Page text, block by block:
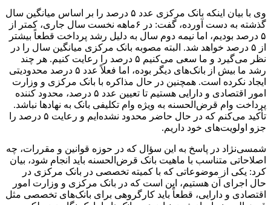
وی با بیان اینکه بانک مرکزی عدد ۵ درصد را بر اساس میانگین سال
گذشته به دست آورده، گفت: در ۶ماهه نخست سال جاری، کمتر از
۵ درصد بودیم، اما نیمه دوم سال به دلیل رشد پرداخت قطعاً بیشتر
از ۵ درصد خواهد شد. البته مصوبه بانک مرکزی میانگین سال را در
نظر می‌گیرد و ما سعی می‌کنیم ۵ درصد را رعایت کنیم. هر چند
رشد ما بیش از بانک‌های دیگر بوده، اما فعلاً عدد ۵ درصد محدودیتی
ایجاد نکرده است. همچنین در حال مذاکره با بانک مرکزی و وزارت
امور اقتصادی و دارایی هستیم تا تعیین عدد ۵ درصد، محدود کننده
پرداخت وام قرض‌الحسنه به ویژه وام تکلیفی بانک به نهادها نباشد.
تأکید می‌کنم که در حال حاضر محدود نشده‌ایم و رعایت ۵ درصد را
جزو اولویت‌های خود داریم.
شمسی‌نژاد در پاسخ به این سؤال که در حوزه قوانین و مقررات، چه
اصلاحاتی متناسب با ماهیت بانک قرض‌الحسنه باید انجام شود، بیان
کرد: یکی از موضوعاتی که با کمیته تخصصی در بانک مرکزی در
حال اجرای آن هستیم، این است که در بانک مرکزی و وزارت امور
اقتصادی و دارایی، قطعاً باید کارگروهی برای بانک‌های تخصصی مثل